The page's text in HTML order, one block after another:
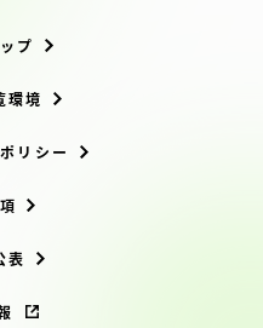
プ
環境
リシー
表